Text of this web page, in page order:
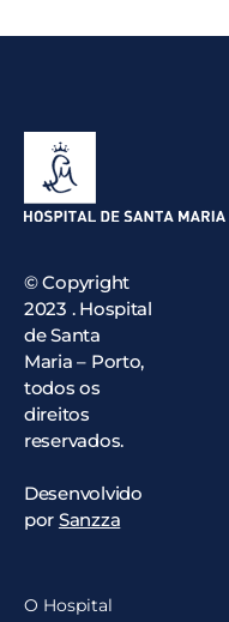
© Copyright
2023 . Hospital
de Santa
Maria – Porto,
todos os
direitos
reservados.
Desenvolvido
por Sanzza
O Hospital